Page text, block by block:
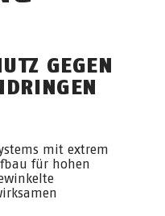
GEGEN
mit extrem
für hohen